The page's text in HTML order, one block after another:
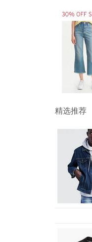
精选推荐